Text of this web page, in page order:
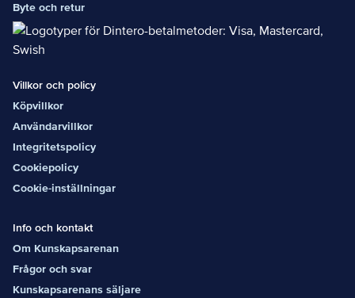
Byte och retur
Villkor och policy
Köpvillkor
Användarvillkor
Integritetspolicy
Cookiepolicy
Cookie-inställningar
Info och kontakt
Om Kunskapsarenan
Frågor och svar
Kunskapsarenans säljare